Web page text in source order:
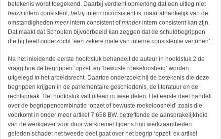
betekenis wordt toegekend. Daarbij verdient opmerking dat een uitleg niet
hetzij intern consistent, hetzij intern inconsistent is, maar afhankelijk van de
omstandigheden meerintern consistent ofminderintern consistent kan zijn.
Dat maakt dat Schouten bijvoorbeeld kan zeggen dat de schuldbegrippen
die hij heeft onderzocht ‘een zekere mate van interne consistentie vertonen’.
Na het inleidende eerste hoofdstuk behandelt de auteur in hoofdstuk 2 de
vraag hoe de begrippen ‘opzet’ en ‘bewuste roekeloosheid’ worden
uitgelegd in het arbeidsrecht. Daartoe onderzoekt hij de betekenis die deze
begrippen krijgen in de parlementaire geschiedenis, de literatuur en de
rechtspraak. Het hoofdstuk valt uiteen in twee delen. Het eerste deel handelt
over de begrippencombinatie ‘opzet of bewuste roekeloosheid’ zoals die
voorkomt in onder meer artikel 7:658 BW, betreffende de aansprakelijkheid
van de werkgever voor door werknemer tijdens hun werkzaamheden
geleden schade; het tweede deel gaat over het begrip ‘opzet’ ex artikel